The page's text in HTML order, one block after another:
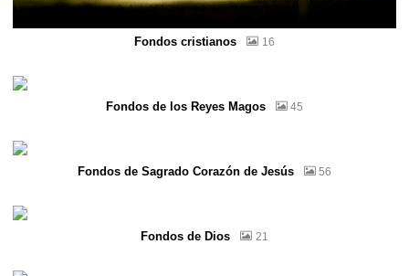
Fondos cristianos 16
Fondos de los Reyes Magos 45
Fondos de Sagrado Corazón de Jesús 56
Fondos de Dios 21